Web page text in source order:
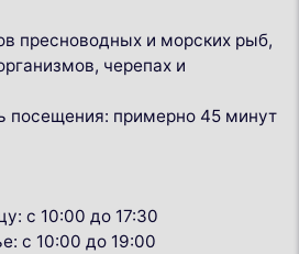
пресноводных и морских рыб,
черепах и
посещения: примерно 45 минут
с 10:00 до 17:30
с 10:00 до 19:00